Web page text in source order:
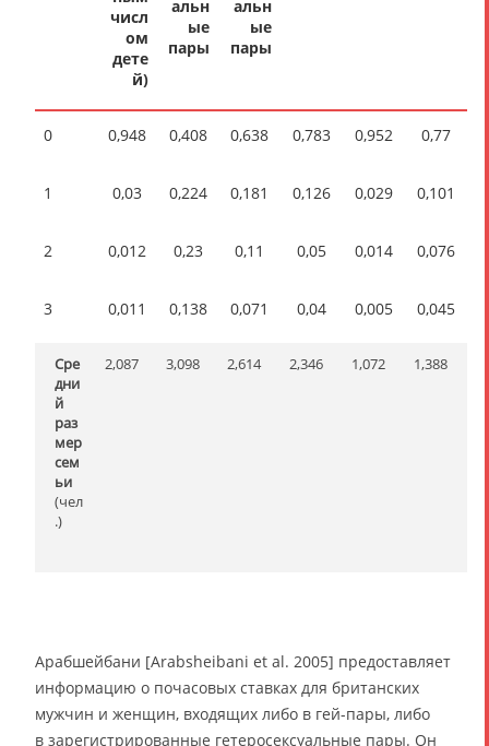
числ
ом
дете
й)
альн
ые
пары
альн
ые
пары
0 0,948 0,408 0,638 0,783 0,952 0,77
1 0,03 0,224 0,181 0,126 0,029 0,101
2 0,012 0,23 0,11 0,05 0,014 0,076
3 0,011 0,138 0,071 0,04 0,005 0,045
Сре
дни
й
раз
мер
сем
ьи
(чел
.)
2,087 3,098 2,614 2,346 1,072 1,388
Арабшейбани [Arabsheibani et al. 2005] предоставляет
информацию о почасовых ставках для британских
мужчин и женщин, входящих либо в гей-пары, либо
в зарегистрированные гетеросексуальные пары. Он